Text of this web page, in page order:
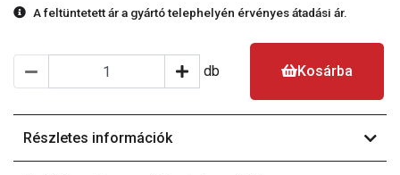
A feltüntetett ár a gyártó telephelyén érvényes átadási ár.
db Kosárba
Részletes információk